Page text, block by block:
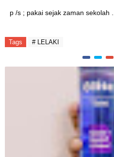
p /s ; pakai sejak zaman sekolah ...
Tags # LELAKI